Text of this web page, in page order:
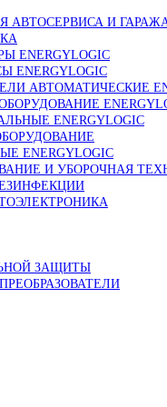
АВТОСЕРВИСА И
ENERGYLOGIC
АВТОМАТИЧЕСКИЕ
ENERGYLOGIC
ENERGYLOGIC
И УБОРОЧНАЯ
ЗАЩИТЫ